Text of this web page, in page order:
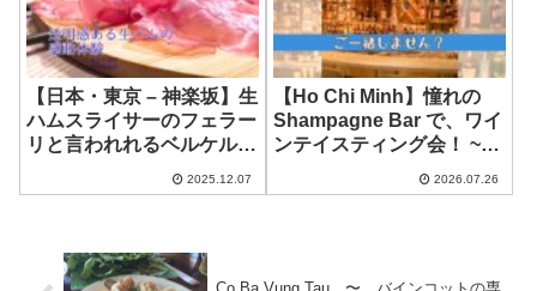
【日本・東京 – 神楽坂】生
ハムスライサーのフェラー
リと言われれるベルケル使
で感動体験！ ~ ワインバー
2025.12.07
【Ho Chi Minh】憧れの
Shampagne Bar で、ワイ
ンテイスティング会！ ~
Bar
2026.07.26